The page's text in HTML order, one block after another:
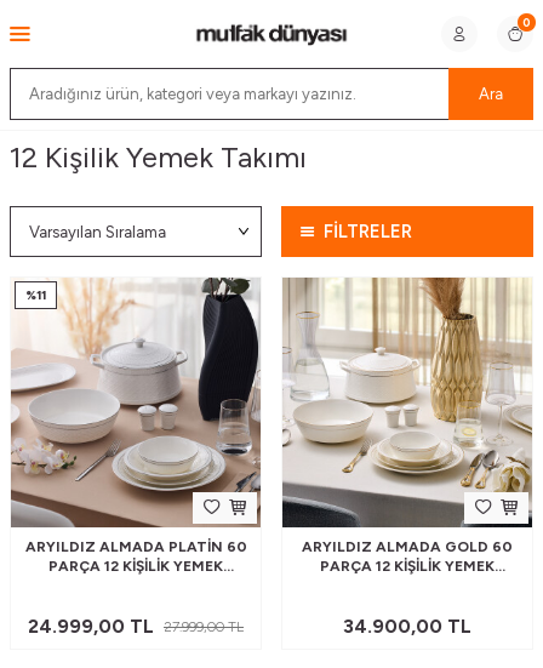
Ara
0
12 Kişilik Yemek Takımı
FİLTRELER
%11
ARYILDIZ ALMADA PLATIN 60
PARÇA 12 KIŞILIK YEMEK
24.999,00 TL 27.999,00TL
ARYILDIZ ALMADA GOLD 60
PARÇA 12 KIŞILIK YEMEK
34.900,00 TL